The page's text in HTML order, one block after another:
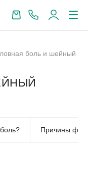
боль и шейный
Причины